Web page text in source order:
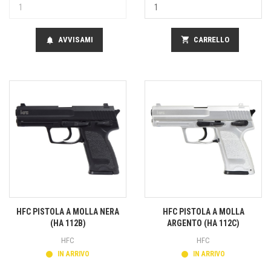
notifications AVVISAMI shopping_cart CARRELLO
HFC PISTOLA A MOLLA NERA
(HA 112B)
HFC
IN ARRIVO
HFC PISTOLA A MOLLA
ARGENTO (HA 112C)
HFC
IN ARRIVO